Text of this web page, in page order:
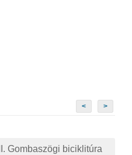
< >
III. Gombaszögi biciklitúra